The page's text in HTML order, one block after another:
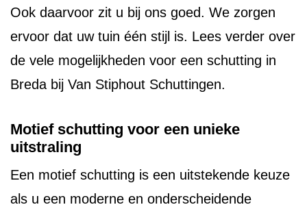
Ook daarvoor zit u bij ons goed. We zorgen
ervoor dat uw tuin één stijl is. Lees verder over
de vele mogelijkheden voor een schutting in
Breda bij Van Stiphout Schuttingen.
Motief schutting voor een unieke
uitstraling
Een motief schutting is een uitstekende keuze
als u een moderne en onderscheidende